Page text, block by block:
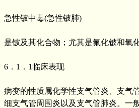
急性铍中毒(急性铍肺)
是铍及其化合物；尤其是氟化铍和氧
6．1．1临床表现
病变的性质属化学性支气管炎、支气
细支气管周围炎以及支气管肺炎。一